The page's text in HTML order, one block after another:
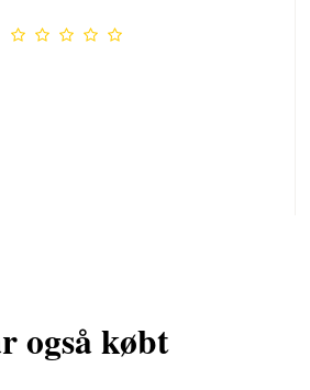
også købt